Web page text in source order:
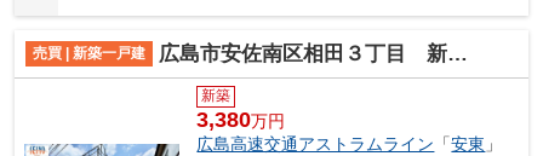
売買 | 新築一戸建 広島市安佐南区相田３丁目 新築一戸建
新築
3,380万円
広島高速交通アストラムライン 「安東 」